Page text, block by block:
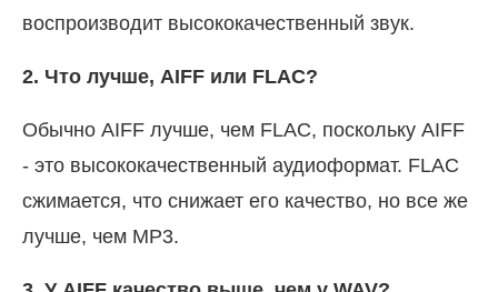
воспроизводит высококачественный звук.
2. Что лучше, AIFF или FLAC?
Обычно AIFF лучше, чем FLAC, поскольку AIFF
- это высококачественный аудиоформат. FLAC
сжимается, что снижает его качество, но все же
лучше, чем MP3.